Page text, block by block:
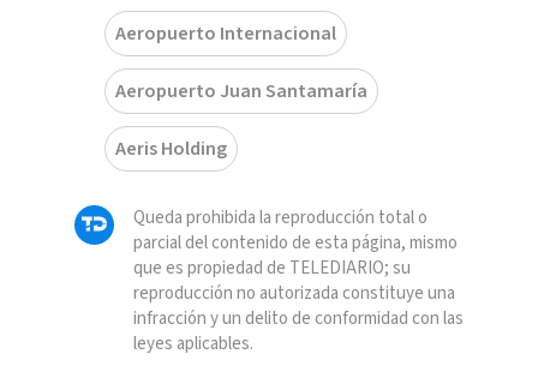
Aeropuerto Internacional
Aeropuerto Juan Santamaría
Aeris Holding
Queda prohibida la reproducción total o
parcial del contenido de esta página, mismo
que es propiedad de TELEDIARIO; su
reproducción no autorizada constituye una
infracción y un delito de conformidad con las
leyes aplicables.